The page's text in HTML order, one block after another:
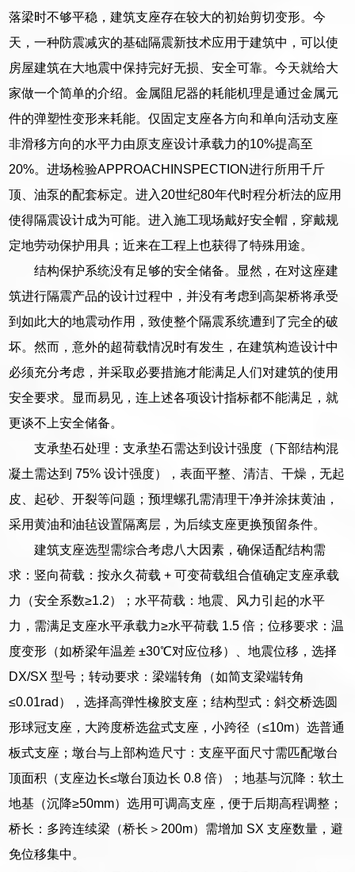
落梁时不够平稳，建筑支座存在较大的初始剪切变形。今
天，一种防震减灾的基础隔震新技术应用于建筑中，可以使
房屋建筑在大地震中保持完好无损、安全可靠。今天就给大
家做一个简单的介绍。金属阻尼器的耗能机理是通过金属元
件的弹塑性变形来耗能。仅固定支座各方向和单向活动支座
非滑移方向的水平力由原支座设计承载力的10%提高至
20%。进场检验APPROACHINSPECTION进行所用千斤
顶、油泵的配套标定。进入20世纪80年代时程分析法的应用
使得隔震设计成为可能。进入施工现场戴好安全帽，穿戴规
定地劳动保护用具；近来在工程上也获得了特殊用途。
结构保护系统没有足够的安全储备。显然，在对这座建
筑进行隔震产品的设计过程中，并没有考虑到高架桥将承受
到如此大的地震动作用，致使整个隔震系统遭到了完全的破
坏。然而，意外的超荷载情况时有发生，在建筑构造设计中
必须充分考虑，并采取必要措施才能满足人们对建筑的使用
安全要求。显而易见，连上述各项设计指标都不能满足，就
更谈不上安全储备。
支承垫石处理：支承垫石需达到设计强度（下部结构混
凝土需达到 75% 设计强度），表面平整、清洁、干燥，无起
皮、起砂、开裂等问题；预埋螺孔需清理干净并涂抹黄油，
采用黄油和油毡设置隔离层，为后续支座更换预留条件。
建筑支座选型需综合考虑八大因素，确保适配结构需
求：竖向荷载：按永久荷载 + 可变荷载组合值确定支座承载
力（安全系数≥1.2）；水平荷载：地震、风力引起的水平
力，需满足支座水平承载力≥水平荷载 1.5 倍；位移要求：温
度变形（如桥梁年温差 ±30℃对应位移）、地震位移，选择
DX/SX 型号；转动要求：梁端转角（如简支梁端转角
≤0.01rad），选择高弹性橡胶支座；结构型式：斜交桥选圆
形球冠支座，大跨度桥选盆式支座，小跨径（≤10m）选普通
板式支座；墩台与上部构造尺寸：支座平面尺寸需匹配墩台
顶面积（支座边长≤墩台顶边长 0.8 倍）；地基与沉降：软土
地基（沉降≥50mm）选用可调高支座，便于后期高程调整；
桥长：多跨连续梁（桥长＞200m）需增加 SX 支座数量，避
免位移集中。